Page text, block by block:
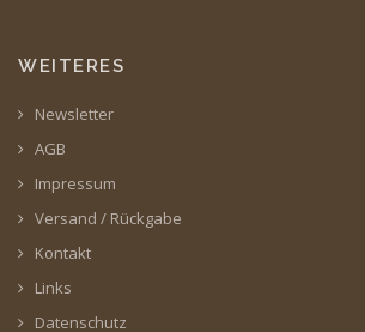
WEITERES
Newsletter
AGB
Impressum
Versand / Rückgabe
Kontakt
Links
Datenschutz